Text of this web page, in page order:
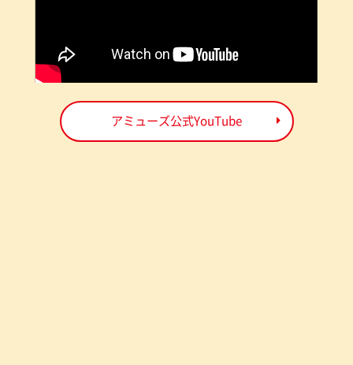
アミューズ公式YouTube